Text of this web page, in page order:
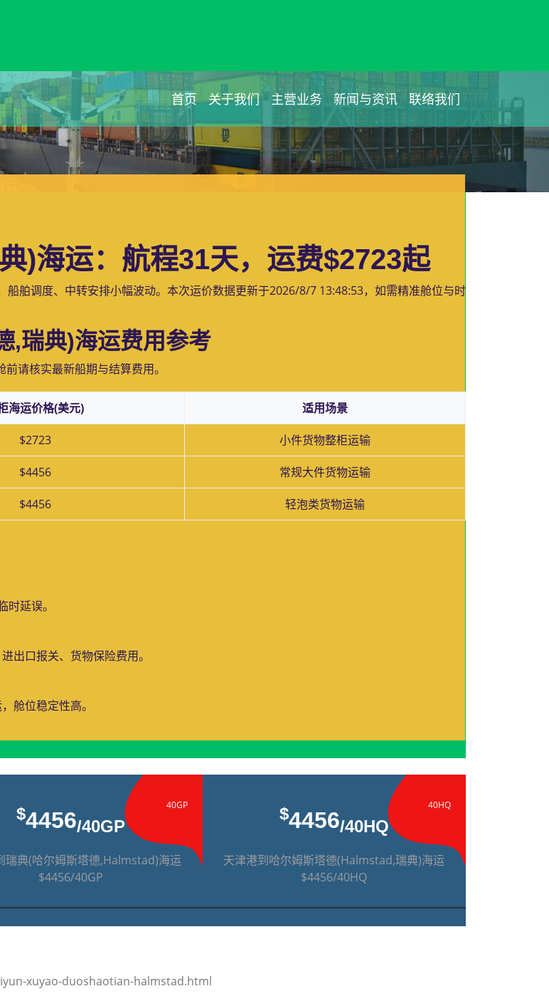
首页 关于我们 主营业务 新闻与资讯 联络我们
)海运：航程31天，运费$2723起
船舶调度、中转安排小幅波动。本次运价数据更新于2026/8/7 13:48:53，如需精准舱位与时
,瑞典)海运费用参考
请核实最新船期与结算费用。
海运价格(美元) 适用场景
$2723 小件货物整柜运输
$4456 常规大件货物运输
$4456 轻泡类货物运输
延误。
出口报关、货物保险费用。
舱位稳定性高。
40GP
$4456/40GP
瑞典(哈尔姆斯塔德,Halmstad)海运
$4456/40GP
40HQ
$4456/40HQ
天津港到哈尔姆斯塔德(Halmstad,瑞典)海运
$4456/40HQ
xuyao-duoshaotian-halmstad.html